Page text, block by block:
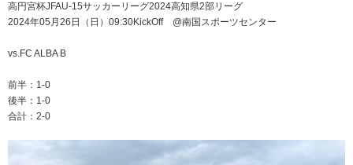
高円宮杯JFAU-15サッカーリーグ2024高知県2部リーグ
2024年05月26日（日）09:30KickOff @南国スポーツセンター
vs.FC ALBA B
前半：1-0
後半：1-0
合計：2-0